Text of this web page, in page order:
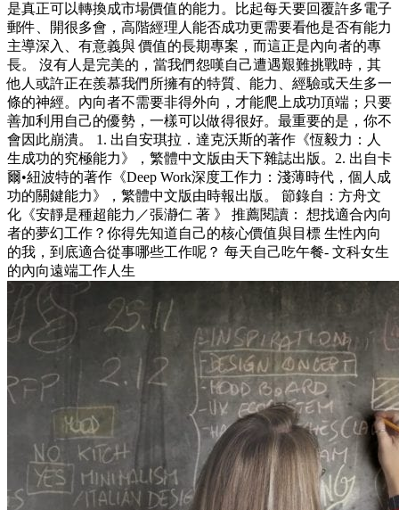
是真正可以轉換成市場價值的能力。比起每天要回覆許多電子
郵件、開很多會，高階經理人能否成功更需要看他是否有能力
主導深入、有意義與 價值的長期專案，而這正是內向者的專
長。 沒有人是完美的，當我們怨嘆自己遭遇艱難挑戰時，其
他人或許正在羨慕我們所擁有的特質、能力、經驗或天生多一
條的神經。內向者不需要非得外向，才能爬上成功頂端；只要
善加利用自己的優勢，一樣可以做得很好。最重要的是，你不
會因此崩潰。 1. 出自安琪拉．達克沃斯的著作《恆毅力：人
生成功的究極能力》，繁體中文版由天下雜誌出版。2. 出自卡
爾•紐波特的著作《Deep Work深度工作力：淺薄時代，個人成
功的關鍵能力》，繁體中文版由時報出版。 節錄自：方舟文
化《安靜是種超能力／張瀞仁 著 》 推薦閱讀： 想找適合內向
者的夢幻工作？你得先知道自己的核心價值與目標 生性內向
的我，到底適合從事哪些工作呢？ 每天自己吃午餐- 文科女生
的內向遠端工作人生